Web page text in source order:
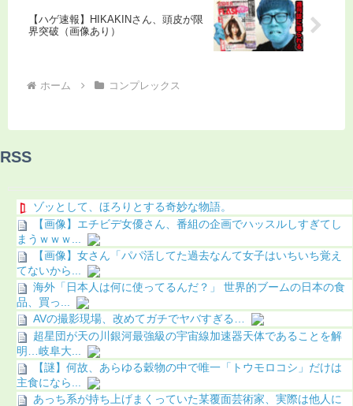
【ハゲ速報】HIKAKINさん、頭皮が限
界突破（画像あり）
ホーム コンプレックス
RSS
ゾッとして、ほろりとする奇妙な物語。
【画像】エチビデ女優さん、番組の企画でハッスルしすぎてし
まうｗｗｗ...
【画像】女さん「パパ活してた過去なんて女子はいちいち覚え
てないから...
海外「日本人は何に使ってるんだ？」 世界的ブームの日本の食
品、買っ...
AVの撮影現場、改めてガチでヤバすぎる…
超星団が天の川銀河最強級の宇宙線加速器天体であることを解
明…岐阜大...
【謎】何故、あらゆる穀物の中で唯一「トウモロコシ」だけは
主食になら...
あっち系が持ち上げまくっていた某覆面芸術家、実際は他人に